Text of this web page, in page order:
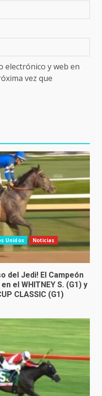
electrónico y web en
vez que
Unidos
Noticias
del Jedi! El Campeón
el WHITNEY S. (G1) y
CLASSIC (G1)